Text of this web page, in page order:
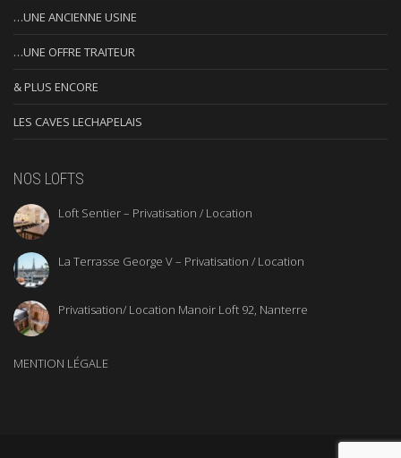
…UNE ANCIENNE USINE
…UNE OFFRE TRAITEUR
& PLUS ENCORE
LES CAVES LECHAPELAIS
NOS LOFTS
Loft Sentier – Privatisation / Location
La Terrasse George V – Privatisation / Location
Privatisation/ Location Manoir Loft 92, Nanterre
MENTION LÉGALE